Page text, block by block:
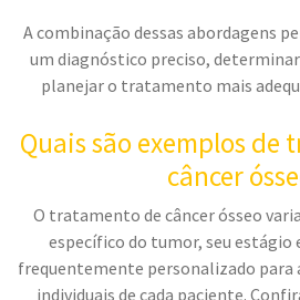
A combinação dessas abordagens
um diagnóstico preciso,
planejar o tratamento mais
Quais são exemplos de
câncer
O tratamento de câncer ósseo
específico do tumor, seu estágio
frequentemente personalizado para
individuais de cada paciente.